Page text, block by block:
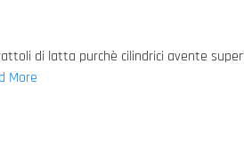
di latta purchè cilindrici avente
More